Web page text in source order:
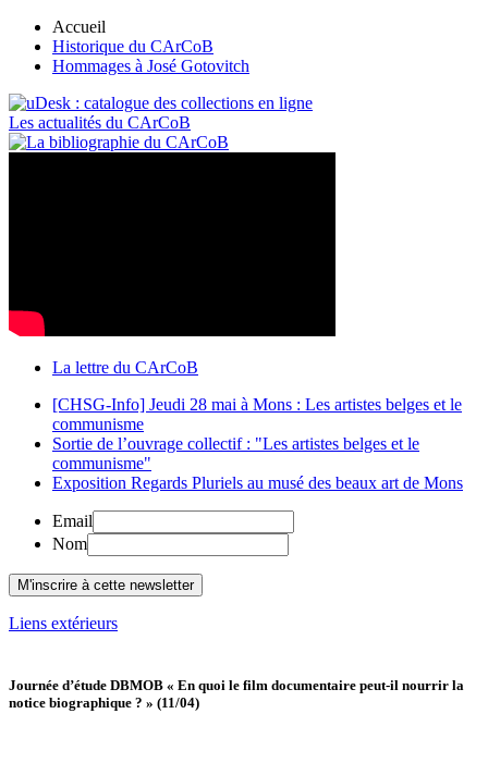
Accueil
Historique du CArCoB
Hommages à José Gotovitch
Les actualités du CArCoB
La lettre du CArCoB
[CHSG-Info] Jeudi 28 mai à Mons : Les artistes belges et le
communisme
Sortie de l’ouvrage collectif : "Les artistes belges et le
communisme"
Exposition Regards Pluriels au musé des beaux art de Mons
Email
Nom
Liens extérieurs
Journée d’étude DBMOB « En quoi le film documentaire peut-il nourrir la
notice biographique ? » (11/04)